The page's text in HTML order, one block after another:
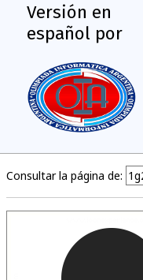
Versión en
español por
Consultar la página de: